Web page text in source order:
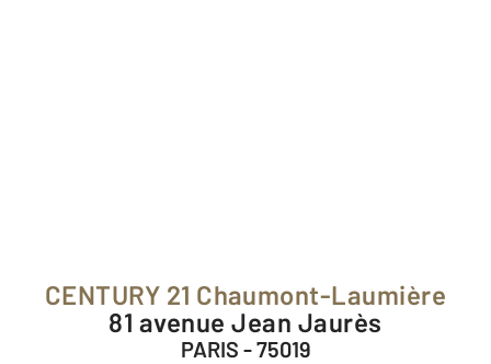
CENTURY 21 Chaumont-Laumière
81 avenue Jean Jaurès
PARIS - 75019